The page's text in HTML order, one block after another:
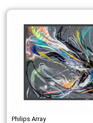
Philips Array